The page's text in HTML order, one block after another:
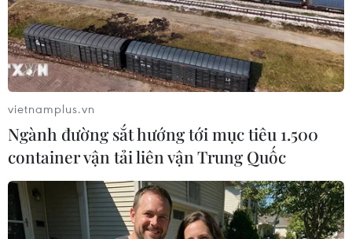
triển mạnh mẽ và sự bùng nổ của thị trường
Thương mại điện tử.
Nhờ sự ủng hộ từ Chính phủ trong chính sách và
các cam kết cải tiến hạ tầng quốc gia, cùng mức
độ tiêu thụ dữ liệu và nhu cầu kết nối của người
dân ngày càng gia tăng, Việt Nam đã vươn lên
trở thành một trong những trung tâm kỹ thuật
số nổi bật của khu vực Đông Nam Á./.
(Vietnam+)
vietnamplus.vn
Ngành đường sắt hướng tới mục tiêu 1.500
container vận tải liên vận Trung Quốc